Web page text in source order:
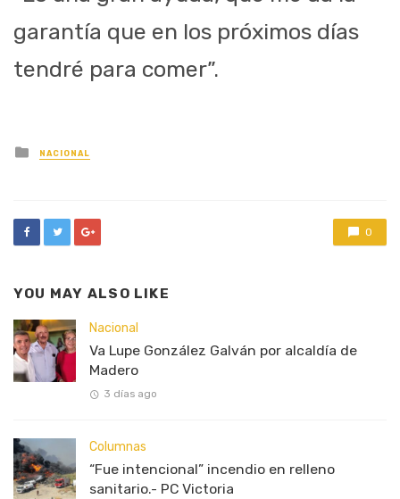
garantía que en los próximos días
tendré para comer”.
Posted
in
NACIONAL
0
YOU MAY ALSO LIKE
Nacional
Va Lupe González Galván por alcaldía de
Madero
3 días ago
Columnas
“Fue intencional” incendio en relleno
sanitario.- PC Victoria